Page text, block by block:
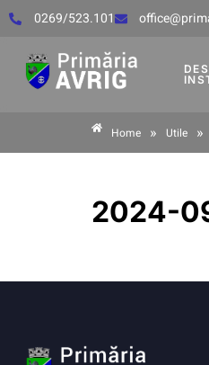
0269/523.101
Home » Utile »
2024-